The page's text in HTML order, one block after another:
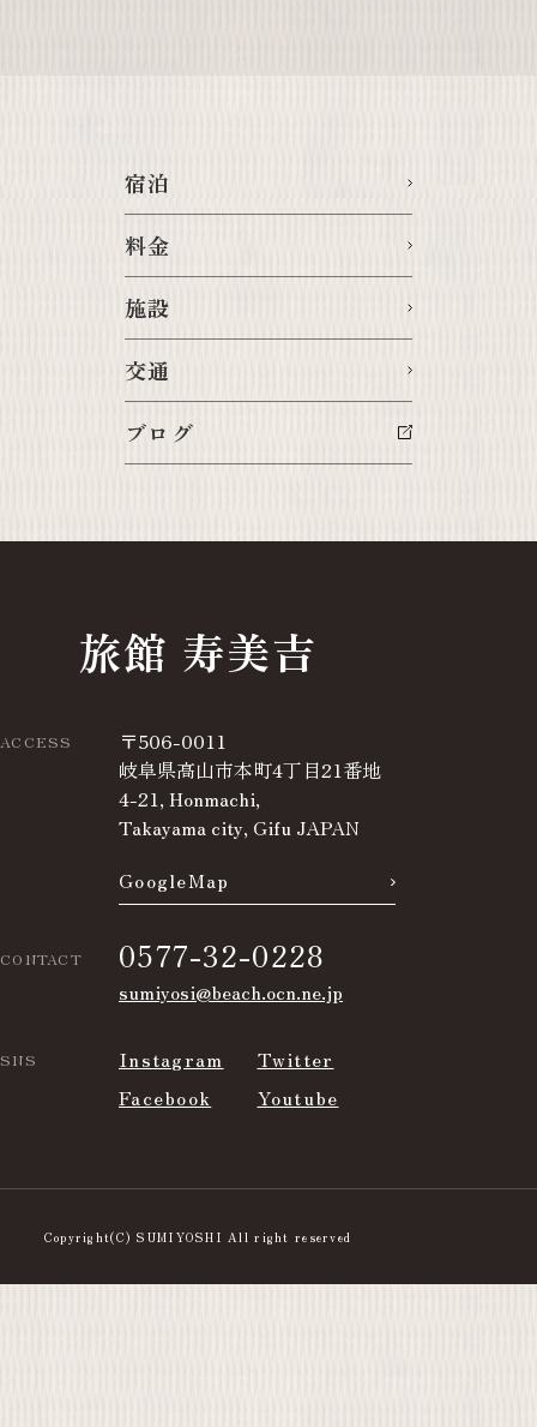
宿泊
料金
施設
交通
ブログ
旅館 寿美吉
ACCESS
〒506-0011
岐阜県高山市本町4丁目21番地
4-21, Honmachi,
Takayama city, Gifu JAPAN
GoogleMap
CONTACT 0577-32-0228
sumiyosi@beach.ocn.ne.jp
SNS Instagram
Twitter
Facebook
Youtube
Copyright(C) SUMIYOSHI All right reserved